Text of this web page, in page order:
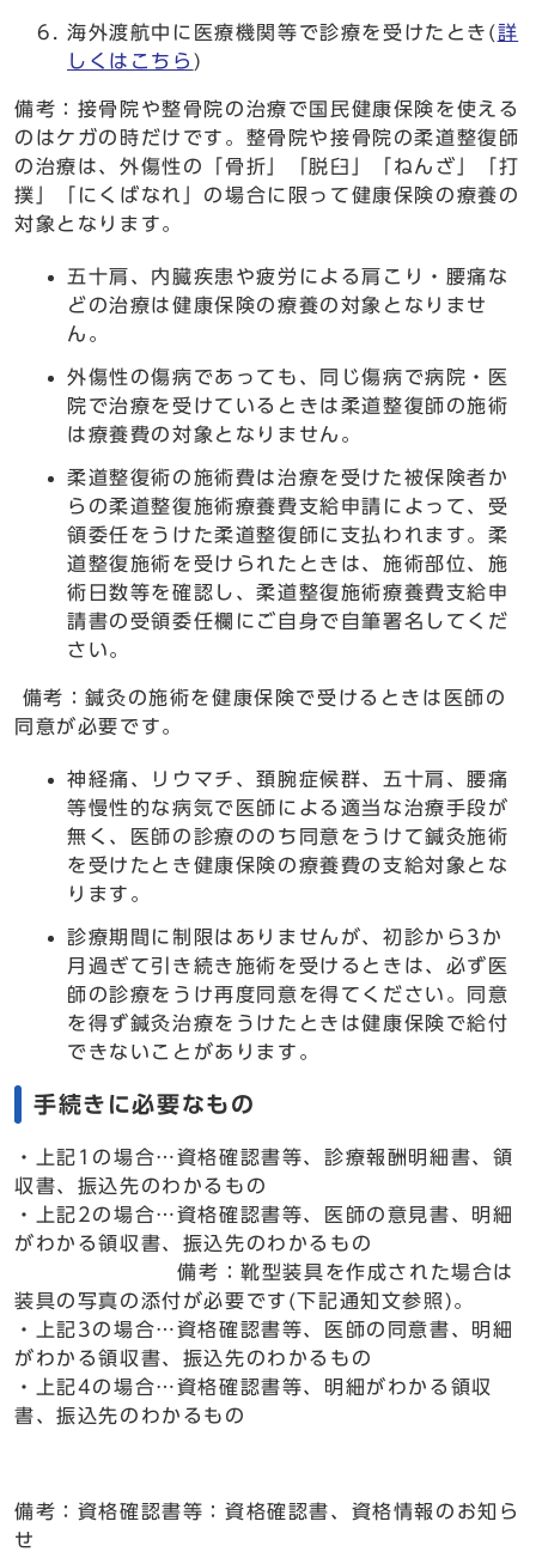
海外渡航中に医療機関等で診療を受けたとき(詳
しくはこちら )
備考：接骨院や整骨院の治療で国民健康保険を使える
のはケガの時だけです。整骨院や接骨院の柔道整復師
の治療は、外傷性の「骨折」「脱臼」「ねんざ」「打
撲」「にくばなれ」の場合に限って健康保険の療養の
対象となります。
五十肩、内臓疾患や疲労による肩こり・腰痛な
どの治療は健康保険の療養の対象となりませ
ん。
外傷性の傷病であっても、同じ傷病で病院・医
院で治療を受けているときは柔道整復師の施術
は療養費の対象となりません。
柔道整復術の施術費は治療を受けた被保険者か
らの柔道整復施術療養費支給申請によって、受
領委任をうけた柔道整復師に支払われます。柔
道整復施術を受けられたときは、施術部位、施
術日数等を確認し、柔道整復施術療養費支給申
請書の受領委任欄にご自身で自筆署名してくだ
さい。
備考：鍼灸の施術を健康保険で受けるときは医師の
同意が必要です。
神経痛、リウマチ、頚腕症候群、五十肩、腰痛
等慢性的な病気で医師による適当な治療手段が
無く、医師の診療ののち同意をうけて鍼灸施術
を受けたとき健康保険の療養費の支給対象とな
ります。
診療期間に制限はありませんが、初診から3か
月過ぎて引き続き施術を受けるときは、必ず医
師の診療をうけ再度同意を得てください。同意
を得ず鍼灸治療をうけたときは健康保険で給付
できないことがあります。
手続きに必要なもの
・上記1の場合…資格確認書等、診療報酬明細書、領
収書、振込先のわかるもの
・上記2の場合…資格確認書等、医師の意見書、明細
がわかる領収書、振込先のわかるもの
備考：靴型装具を作成された場合は
装具の写真の添付が必要です(下記通知文参照)。
・上記3の場合…資格確認書等、医師の同意書、明細
がわかる領収書、振込先のわかるもの
・上記4の場合…資格確認書等、明細がわかる領収
書、振込先のわかるもの
備考：資格確認書等：資格確認書、資格情報のお知ら
せ